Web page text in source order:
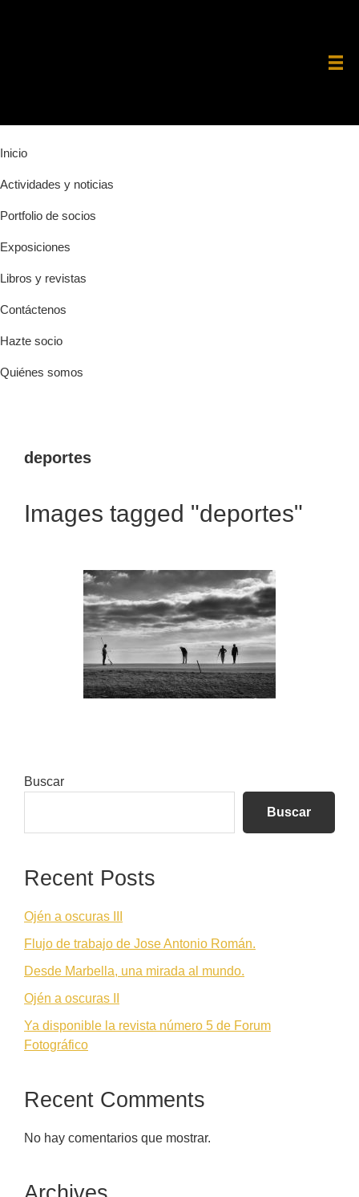
principal
Inicio
Actividades y noticias
Portfolio de socios
Exposiciones
Libros y revistas
Contáctenos
Hazte socio
Quiénes somos
deportes
Images tagged "deportes"
Barra
principal
Buscar
Buscar
Recent Posts
Ojén a oscuras III
Flujo de trabajo de Jose Antonio Román.
Desde Marbella, una mirada al mundo.
Ojén a oscuras II
Ya disponible la revista número 5 de Forum
Fotográfico
Recent Comments
No hay comentarios que mostrar.